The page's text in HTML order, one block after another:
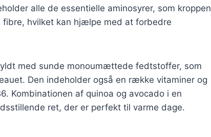
alle de essentielle aminosyrer, som kroppen
fibre, hvilket kan hjælpe med at forbedre
med sunde monoumættede fedtstoffer, som
Den indeholder også en række vitaminer og
Kombinationen af quinoa og avocado i en
ret, der er perfekt til varme dage.